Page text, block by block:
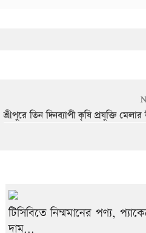
শ্রীপুরে তিন দিনব্যাপী কৃষি প্রযুক্তি
টিসিবিতে নিম্মমানের পণ্য,
দাম...